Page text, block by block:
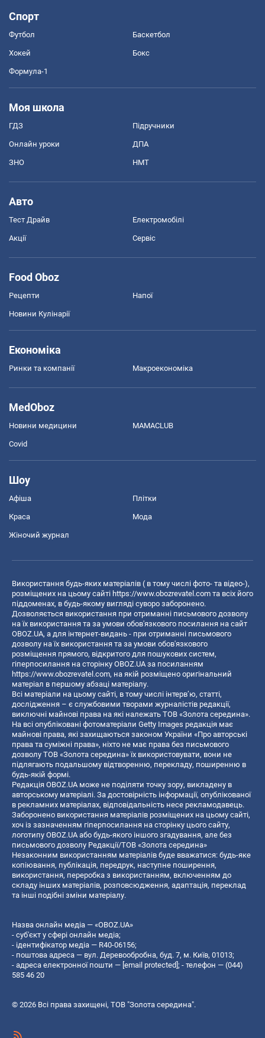
Спорт
Футбол Баскетбол
Хокей Бокс
Формула-1
Моя школа
ГДЗ Підручники
Онлайн уроки ДПА
ЗНО НМТ
Авто
Тест Драйв Електромобілі
Акції Сервіс
Food Oboz
Рецепти Напої
Новини Кулінарії
Економіка
Ринки та компанії Макроекономіка
MedOboz
Новини медицини MAMACLUB
Covid
Шоу
Афіша Плітки
Краса Мода
Жіночий журнал
Використання будь-яких матеріалів ( в тому числі фото- та відео-),
розміщених на цьому сайті https://www.obozrevatel.com та всіх його
піддоменах, в будь-якому вигляді суворо заборонено.
Дозволяється використання при отриманні письмового дозволу
на їх використання та за умови обов'язкового посилання на сайт
OBOZ.UA, а для інтернет-видань - при отриманні письмового
дозволу на їх використання та за умови обов'язкового
розміщення прямого, відкритого для пошукових систем,
гіперпосилання на сторінку OBOZ.UA за посиланням
https://www.obozrevatel.com, на якій розміщено оригінальний
матеріал в першому абзаці матеріалу.
Всі матеріали на цьому сайті, в тому числі інтерв’ю, статті,
дослідження – є службовими творами журналістів редакції,
виключні майнові права на які належать ТОВ «Золота середина».
На всі опубліковані фотоматеріали Getty Images редакція має
майнові права, які захищаються законом України «Про авторські
права та суміжні права», ніхто не має права без письмового
дозволу ТОВ «Золота середина» їх використовувати, вони не
підлягають подальшому відтворенню, перекладу, поширенню в
будь-якій формі.
Редакція OBOZ.UA може не поділяти точку зору, викладену в
авторському матеріалі. За достовірність інформації, опублікованої
в рекламних матеріалах, відповідальність несе рекламодавець.
Заборонено використання матеріалів розміщених на цьому сайті,
хоч із зазначенням гіперпосилання на сторінку цього сайту,
логотипу OBOZ.UA або будь-якого іншого згадування, але без
письмового дозволу Редакції/ТОВ «Золота середина»
Незаконним використанням матеріалів буде вважатися: будь-яке
копiювання, публiкацiя, передрук, наступне поширення,
використання, переробка з використанням, включенням до
складу інших матеріалів, розповсюдження, адаптація, переклад
та інші подібні зміни матеріалу.
Назва онлайн медіа — «OBOZ.UA»
- суб'єкт у сфері онлайн медіа;
- ідентифікатор медіа — R40-06156;
- поштова адреса — вул. Деревообробна, буд. 7, м. Київ, 01013;
- адреса електронної пошти — [email protected] ; - телефон — (044)
585 46 20
© 2026 Всі права захищені, ТОВ "Золота середина".